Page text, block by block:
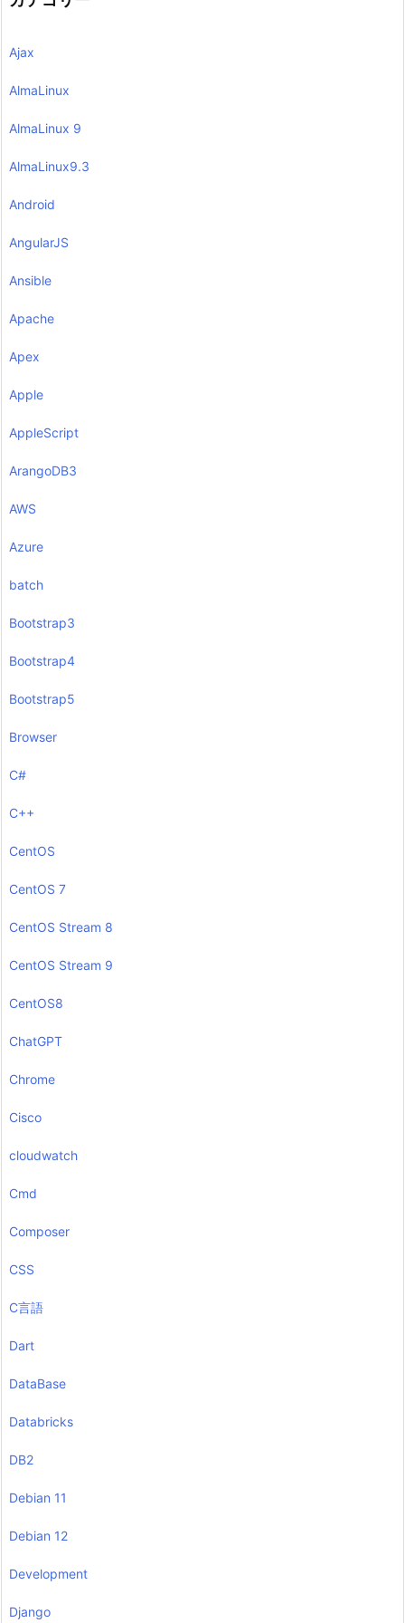
Ajax
AlmaLinux
AlmaLinux 9
AlmaLinux9.3
Android
AngularJS
Ansible
Apache
Apex
Apple
AppleScript
ArangoDB3
AWS
Azure
batch
Bootstrap3
Bootstrap4
Bootstrap5
Browser
C#
C++
CentOS
CentOS 7
CentOS Stream 8
CentOS Stream 9
CentOS8
ChatGPT
Chrome
Cisco
cloudwatch
Cmd
Composer
CSS
C言語
Dart
DataBase
Databricks
DB2
Debian 11
Debian 12
Development
Django